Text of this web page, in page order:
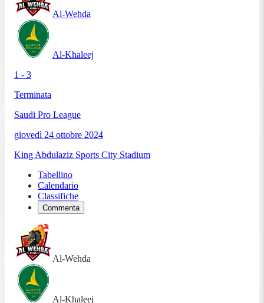
Al-Wehda
Al-Khaleej
1 - 3
Terminata
Saudi Pro League
giovedì 24 ottobre 2024
King Abdulaziz Sports City Stadium
Tabellino
Calendario
Classifiche
Commenta
Al-Wehda
Al-Khaleej